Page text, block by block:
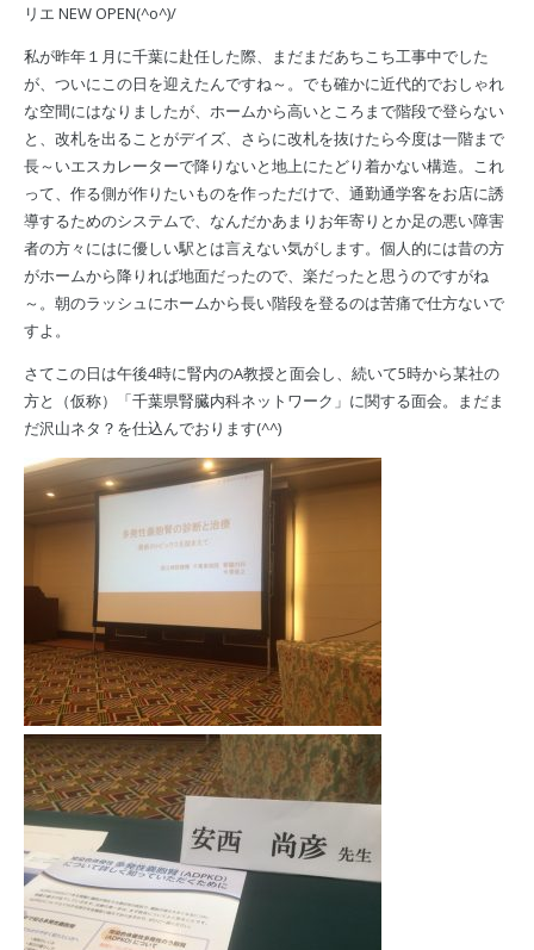
リエ NEW OPEN(^o^)/
私が昨年１月に千葉に赴任した際、まだまだあちこち工事中でした
が、ついにこの日を迎えたんですね～。でも確かに近代的でおしゃれ
な空間にはなりましたが、ホームから高いところまで階段で登らない
と、改札を出ることがデイズ、さらに改札を抜けたら今度は一階まで
長～いエスカレーターで降りないと地上にたどり着かない構造。これ
って、作る側が作りたいものを作っただけで、通勤通学客をお店に誘
導するためのシステムで、なんだかあまりお年寄りとか足の悪い障害
者の方々にはに優しい駅とは言えない気がします。個人的には昔の方
がホームから降りれば地面だったので、楽だったと思うのですがね
～。朝のラッシュにホームから長い階段を登るのは苦痛で仕方ないで
すよ。
さてこの日は午後4時に腎内のA教授と面会し、続いて5時から某社の
方と（仮称）「千葉県腎臓内科ネットワーク」に関する面会。まだま
だ沢山ネタ？を仕込んでおります(^^)